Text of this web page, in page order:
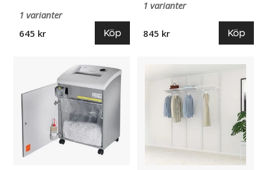
1 varianter
645 kr
Köp
1 varianter
845 kr Köp
Dokumentförstörare
på
40
liter
Hyllsystem
Hallförvaring